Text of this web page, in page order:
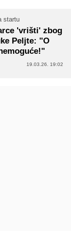
startu
'vrišti' zbog
Peljte: "O
19.03.26. 19:02